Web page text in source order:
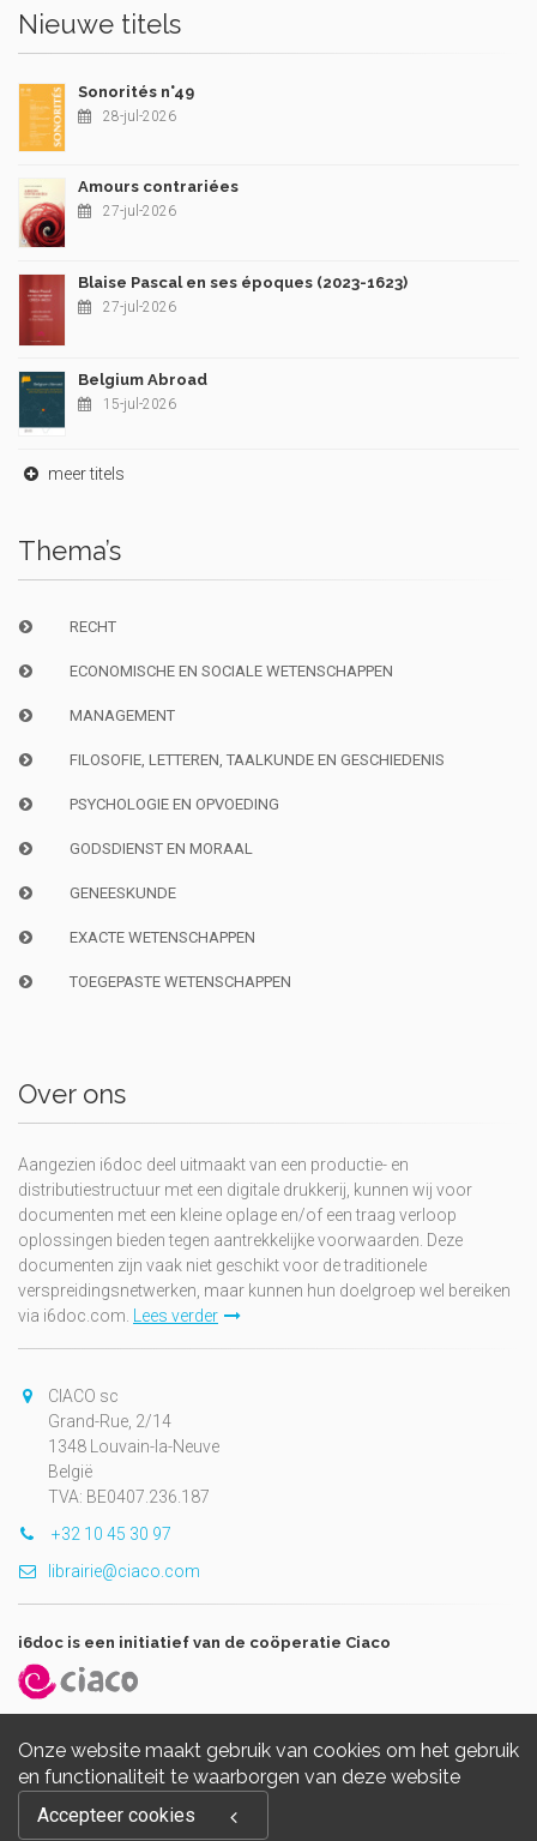
Onze website maakt gebruik van cookies om het gebruik
en functionaliteit te waarborgen van deze website
Accepteer cookies
Nieuwe titels
Sonorités n°49
28-jul-2026
Amours contrariées
27-jul-2026
Blaise Pascal en ses époques (2023-1623)
27-jul-2026
Belgium Abroad
15-jul-2026
meer titels
Thema’s
RECHT
ECONOMISCHE EN SOCIALE WETENSCHAPPEN
MANAGEMENT
FILOSOFIE, LETTEREN, TAALKUNDE EN GESCHIEDENIS
PSYCHOLOGIE EN OPVOEDING
GODSDIENST EN MORAAL
GENEESKUNDE
EXACTE WETENSCHAPPEN
TOEGEPASTE WETENSCHAPPEN
Over ons
Aangezien i6doc deel uitmaakt van een productie- en
distributiestructuur met een digitale drukkerij, kunnen wij voor
documenten met een kleine oplage en/of een traag verloop
oplossingen bieden tegen aantrekkelijke voorwaarden. Deze
documenten zijn vaak niet geschikt voor de traditionele
verspreidingsnetwerken, maar kunnen hun doelgroep wel bereiken
via i6doc.com. Lees verder
CIACO sc
Grand-Rue, 2/14
1348 Louvain-la-Neuve
België
TVA: BE0407.236.187
+32 10 45 30 97
librairie@ciaco.com
i6doc is een initiatief van de coöperatie Ciaco
Reserved